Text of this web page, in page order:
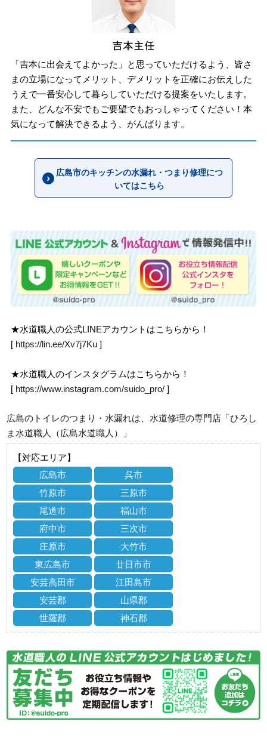
「吉本に出会えてよかった」と思っていただけるよう、皆さ
まの立場になってメリット、デメリットを正確にお伝えした
うえで一番安心して暮らしていただける提案をいたします。
また、どんな不安でもご要望でもおっしゃってください！本
気になって解決できるよう、がんばります。
広島市のキッチンの水漏れ・つまり修理につ
いてはこちら
★水道職人の公式LINEアカウントはこちらから！
[ https://lin.ee/Xv7j7Ku ]
★水道職人のインスタグラムはこちらから！
[ https://www.instagram.com/suido_pro/ ]
広島のトイレのつまり・水漏れは、水道修理の専門店「ひろし
ま水道職人（広島水道職人）」
【対応エリア】
広島市
呉市
竹原市
三原市
尾道市
福山市
府中市
三次市
庄原市
大竹市
東広島市
廿日市市
安芸高田市
江田島市
安芸郡
山県郡
世羅郡
神石郡